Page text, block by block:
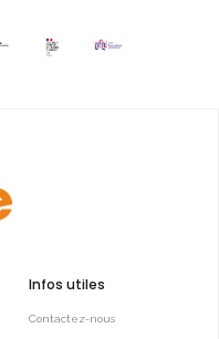
Infos utiles
Contactez-nous